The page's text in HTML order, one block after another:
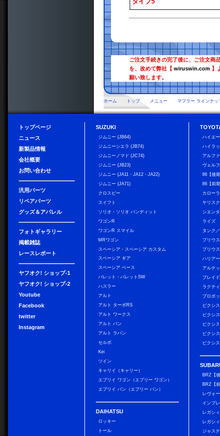
ご注文手続きの完了後に、ご注文商
を、改めて弊社【wiruswin.com 】
願い致します。
ホーム トップ メニュー マフラー ラインナッ
トップページ
ニュース
新製品情報
会社概要
お問い合わせ
汎用パーツ
リペアパーツ
グッズ＆アパレル
フォトギャラリー
掲載雑誌
レースレポート
ヤフオク! ショップ-1
ヤフオク! ショップ-2
Youtube
Facebook
twitter
Instagram
SUZUKI
ジムニー (JB64)
ジムニーシエラ (JB74)
ジムニーノマド (JC74)
ジムニー (JB23)
ジムニー (JA11・JA12・JA22)
ジムニー (JA71)
クロスビー
スイフト
ソリオ・ソリオ バンディット
ワゴンR
ワゴンR スマイル
MRワゴン
スペーシア・スペーシア カスタム
スペーシア ギア
スペーシア ベース
パレット・パレットSW
ハスラー
アルト
アルト ターボRS
アルト ワークス
アルト バン
アルト ラパン
セルボ
Kei
ツイン
キャリイ（キャリー）
エブリイ ワゴン（エブリー ワゴン）
エブリイ バン（エブリー バン）
DAIHATSU
ロッキー
トール
ハイエ
ハイラ
アルフ
ヴェル
86【後
86【前
カロー
ヤリス
シエンタ
ライズ
タンク
プリウス
プリウ
ハリアー
アルテ
ブレイド
ラクテ
プロボ
ピクシ
ピクシ
ピクシ
ピクシ
ピクシ
BRZ【
BRZ【
レヴォ
インプ
レガシ
レガシ
ジャス